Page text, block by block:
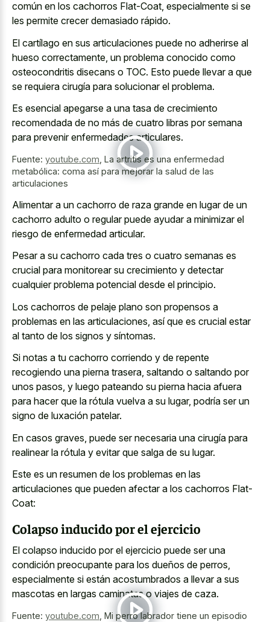
común en los cachorros Flat-Coat, especialmente si se
les permite crecer demasiado rápido.
El cartílago en sus articulaciones puede no adherirse al
hueso correctamente, un problema conocido como
osteocondritis disecans o TOC. Esto puede llevar a que
se requiera cirugía para solucionar el problema.
Es esencial apegarse a una tasa de crecimiento
recomendada de no más de cuatro libras por semana
para prevenir enfermedades articulares.
Fuente: youtube.com La artritis es una enfermedad
metabólica: coma así para mejorar la salud de las
articulaciones
Alimentar a un cachorro de raza grande en lugar de un
cachorro adulto o regular puede ayudar a minimizar el
riesgo de enfermedad articular.
Pesar a su cachorro cada tres o cuatro semanas es
crucial para monitorear su crecimiento y detectar
cualquier problema potencial desde el principio.
Los cachorros de pelaje plano son propensos a
problemas en las articulaciones, así que es crucial estar
al tanto de los signos y síntomas.
Si notas a tu cachorro corriendo y de repente
recogiendo una pierna trasera, saltando o saltando por
unos pasos, y luego pateando su pierna hacia afuera
para hacer que la rótula vuelva a su lugar, podría ser un
signo de luxación patelar.
En casos graves, puede ser necesaria una cirugía para
realinear la rótula y evitar que salga de su lugar.
Este es un resumen de los problemas en las
articulaciones que pueden afectar a los cachorros Flat-
Coat:
Colapso inducido por el ejercicio
El colapso inducido por el ejercicio puede ser una
condición preocupante para los dueños de perros,
especialmente si están acostumbrados a llevar a sus
mascotas en largas caminatas o viajes de caza.
Fuente: youtube.com Mi perro labrador tiene un episodio